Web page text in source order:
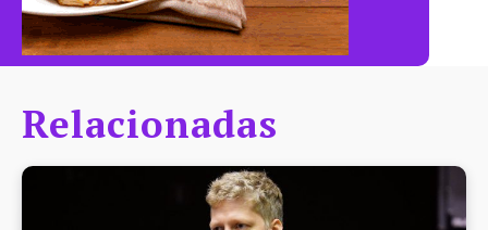
Relacionadas